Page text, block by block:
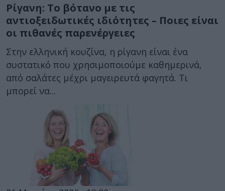
Ρίγανη: Το βότανο με τις
αντιοξειδωτικές ιδιότητες – Ποιες είναι
οι πιθανές παρενέργειες
Στην ελληνική κουζίνα, η ρίγανη είναι ένα
συστατικό που χρησιμοποιούμε καθημερινά,
από σαλάτες μέχρι μαγειρευτά φαγητά. Τι
μπορεί να...